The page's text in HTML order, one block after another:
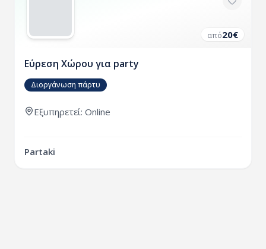
από20€
Εύρεση Χώρου για party
Διοργάνωση πάρτυ
Εξυπηρετεί: Online
Partaki